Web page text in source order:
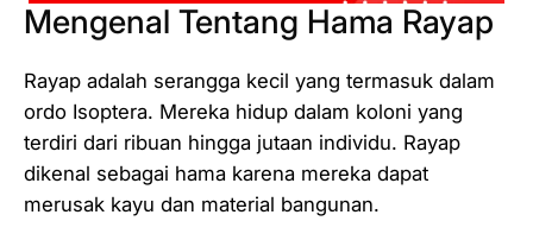
Mengenal Tentang Hama Rayap
Rayap adalah serangga kecil yang termasuk dalam
ordo Isoptera. Mereka hidup dalam koloni yang
terdiri dari ribuan hingga jutaan individu. Rayap
dikenal sebagai hama karena mereka dapat
merusak kayu dan material bangunan.